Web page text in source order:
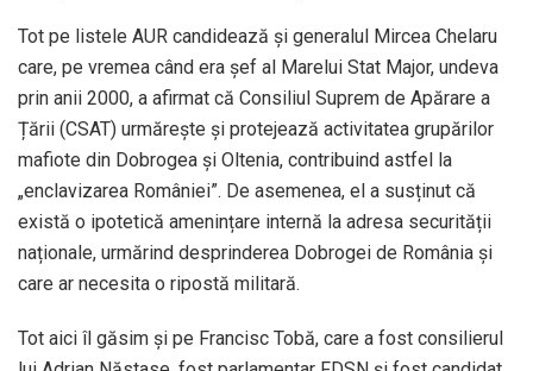
Tot pe listele AUR candidează și generalul Mircea Chelaru
care, pe vremea când era șef al Marelui Stat Major, undeva
prin anii 2000, a afirmat că Consiliul Suprem de Apărare a
Țării (CSAT) urmărește și protejează activitatea grupărilor
mafiote din Dobrogea și Oltenia, contribuind astfel la
„enclavizarea României”. De asemenea, el a susținut că
există o ipotetică amenințare internă la adresa securității
naționale, urmărind desprinderea Dobrogei de România și
care ar necesita o ripostă militară.
Tot aici îl găsim și pe Francisc Tobă, care a fost consilierul